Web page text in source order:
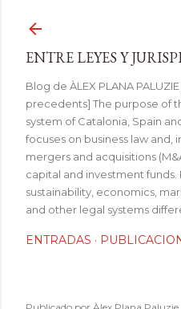
ENTRE LEYES Y
Blog de ÀLEX PLANA
precedents] The purpose of
system of Catalonia, Spain
focuses on business law and,
mergers and acquisitions
capital and investment funds.
sustainability, economics,
and other legal systems
ENTRADAS